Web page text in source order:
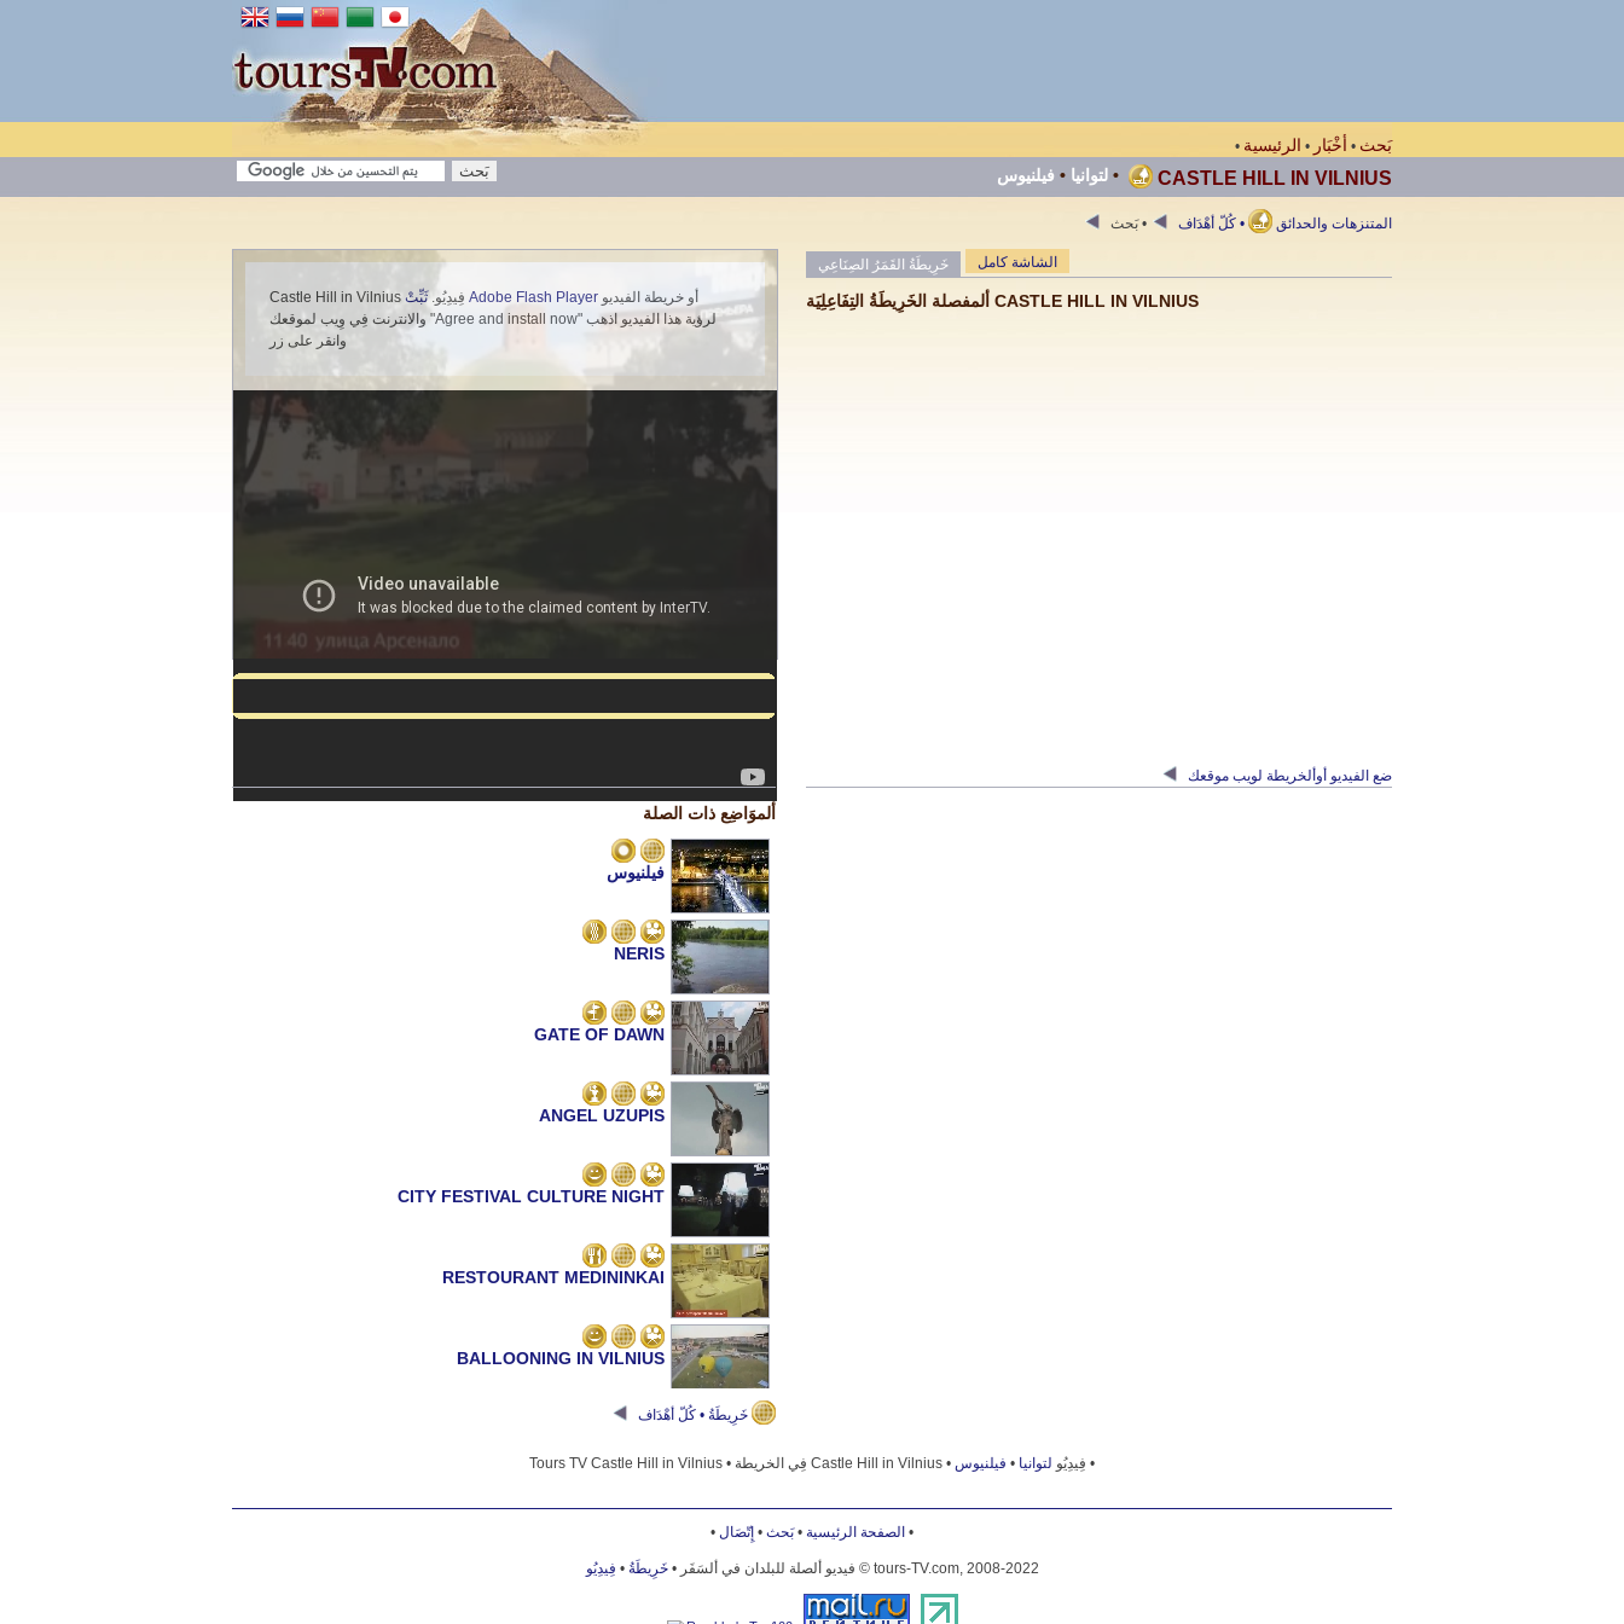
• الرئيسية • أخْبَار • بَحث
CASTLE HILL IN VILNIUS لتوانيا • فيلنيوس •
المتنزهات والحدائق • كُلّ أهْدَاف • بَحث
Castle Hill in Vilnius فِيدِيُو. ثَبِّتْ Adobe Flash Player
والانترنت فِي وِيب لموقعك "Agree and install now" لرؤية هذا الفيديو اذهب
وانقر على زر
خَرِيطَةُ القَمَرُ الصِنَاعِي الشاشة كامل
ألمفصلة الخَرِيطَةُ التِفَاعِلِيَة CASTLE HILL IN VILNIUS
ضع الفيديو أوألخريطة لويب موقعك
ألموَاضِع ذات الصلة
فيلنيوس
NERIS
GATE OF DAWN
ANGEL UZUPIS
CITY FESTIVAL CULTURE NIGHT
RESTOURANT MEDININKAI
BALLOONING IN VILNIUS
Tours TV Castle Hill in Vilnius • فِي الخريطة Castle Hill in Vilnius • فِيدِيُو لتوانيا • فيلنيوس •
• الصفحة الرئيسية •بَحث • إِتّصَال •
فيديو ألصلة للبلدان في ألسَفَر •خَرِيطَةُ • فِيدِيُو © tours-TV.com, 2008-2022